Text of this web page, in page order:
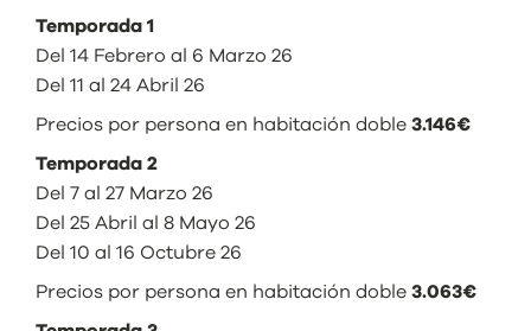
Temporada 1
Del 14 Febrero al 6 Marzo 26
Del 11 al 24 Abril 26
Precios por persona en habitación doble 3.146€
Temporada 2
Del 7 al 27 Marzo 26
Del 25 Abril al 8 Mayo 26
Del 10 al 16 Octubre 26
Precios por persona en habitación doble 3.063€